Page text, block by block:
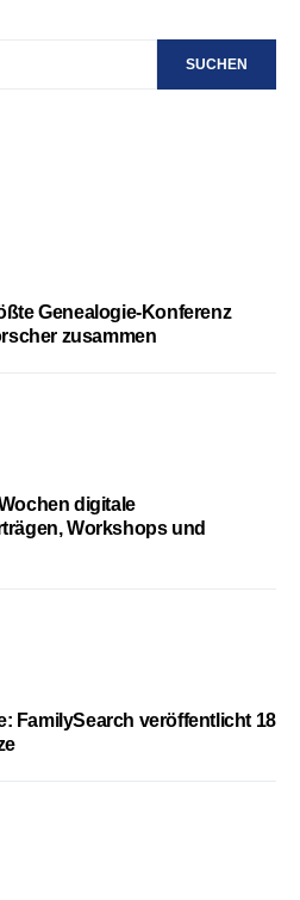
SUCHEN
Genealogie-Konferenz
zusammen
digitale
Workshops und
FamilySearch veröffentlicht 18